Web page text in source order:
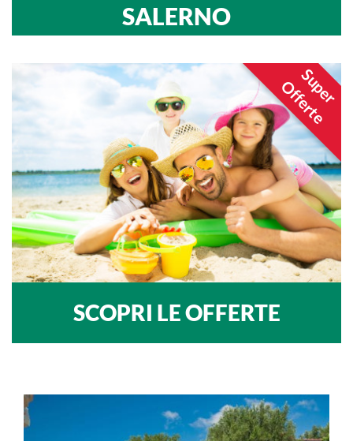
SALERNO
Super
Offerte
SCOPRI LE OFFERTE